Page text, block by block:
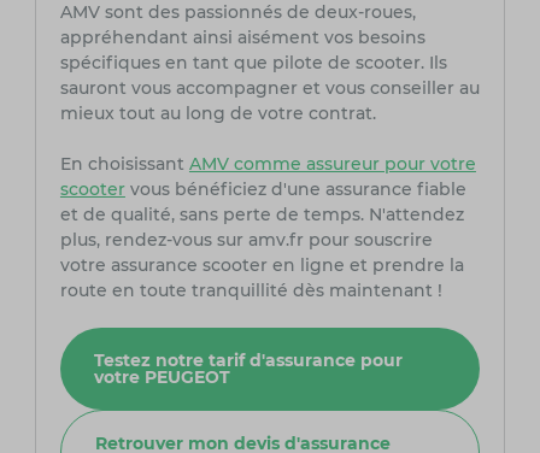
AMV sont des passionnés de deux-roues,
appréhendant ainsi aisément vos besoins
spécifiques en tant que pilote de scooter. Ils
sauront vous accompagner et vous conseiller au
mieux tout au long de votre contrat.
En choisissant AMV comme assureur pour votre
scootervous bénéficiez d'une assurance fiable
et de qualité, sans perte de temps. N'attendez
plus, rendez-vous sur amv.fr pour souscrire
votre assurance scooter en ligne et prendre la
route en toute tranquillité dès maintenant !
Testez notre tarif d'assurance pour
votre PEUGEOT
Retrouver mon devis d'assurance